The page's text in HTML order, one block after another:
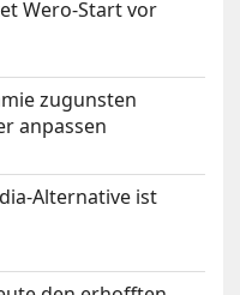
Wero-Start vor
zugunsten
anpassen
Alternative ist